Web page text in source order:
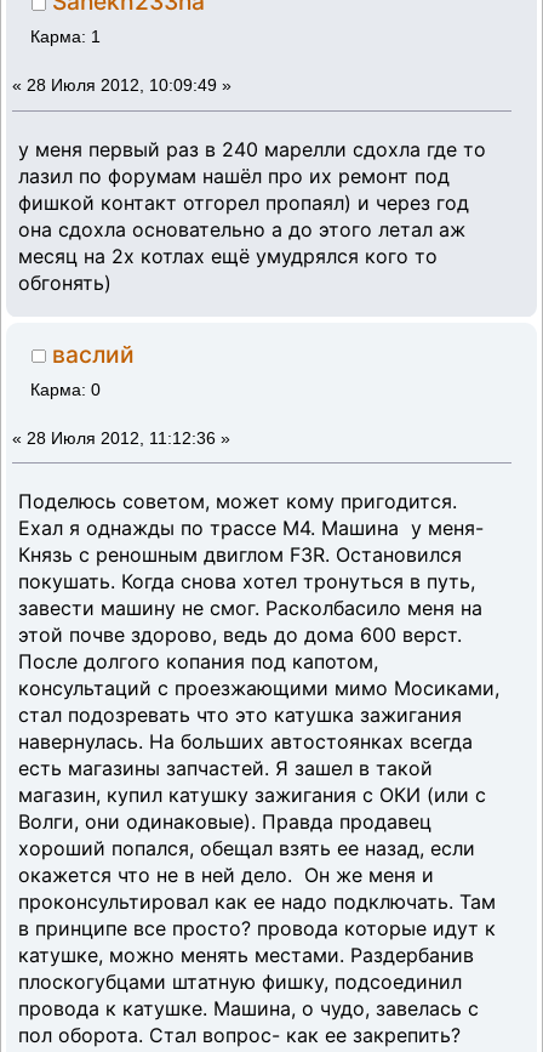
Карма: 1
« 28 Июля 2012, 10:09:49 »
у меня первый раз в 240 марелли сдохла где то
лазил по форумам нашёл про их ремонт под
фишкой контакт отгорел пропаял) и через год
она сдохла основательно а до этого летал аж
месяц на 2х котлах ещё умудрялся кого то
обгонять)
васлий
Карма: 0
« 28 Июля 2012, 11:12:36 »
Поделюсь советом, может кому пригодится.
Ехал я однажды по трассе М4. Машина у меня-
Князь с реношным двиглом F3R. Остановился
покушать. Когда снова хотел тронуться в путь,
завести машину не смог. Расколбасило меня на
этой почве здорово, ведь до дома 600 верст.
После долгого копания под капотом,
консультаций с проезжающими мимо Мосиками,
стал подозревать что это катушка зажигания
навернулась. На больших автостоянках всегда
есть магазины запчастей. Я зашел в такой
магазин, купил катушку зажигания с ОКИ (или с
Волги, они одинаковые). Правда продавец
хороший попался, обещал взять ее назад, если
окажется что не в ней дело. Он же меня и
проконсультировал как ее надо подключать. Там
в принципе все просто? провода которые идут к
катушке, можно менять местами. Раздербанив
плоскогубцами штатную фишку, подсоединил
провода к катушке. Машина, о чудо, завелась с
пол оборота. Стал вопрос- как ее закрепить?